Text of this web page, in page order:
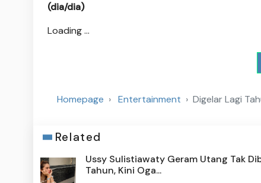
(dia/dia)
Loading ...
Homepage Entertainment Digelar Lagi
Related
Ussy Sulistiawaty Geram Utang Tak
Tahun, Kini Oga...